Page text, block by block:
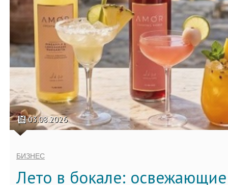
03.08.2026
БИЗНЕС
Лето в бокале: